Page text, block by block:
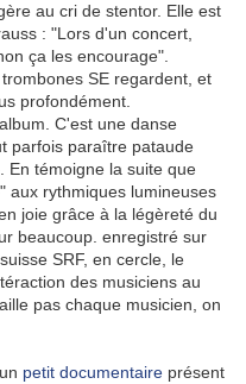
au cri de stentor. Elle est
: "Lors d'un concert,
ça les encourage".
trombones SE regardent, et
profondément.
C'est une danse
parfois paraître pataude
En témoigne la suite que
aux rythmiques lumineuses
joie grâce à la légèreté du
beaucoup. enregistré sur
SRF, en cercle, le
des musiciens au
pas chaque musicien, on
petit documentaire présent